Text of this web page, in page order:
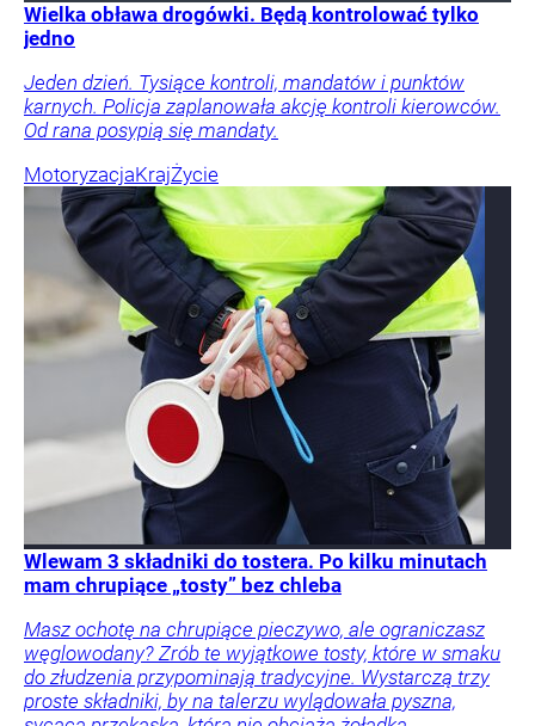
Wielka obława drogówki. Będą kontrolować tylko
jedno
Jeden dzień. Tysiące kontroli, mandatów i punktów
karnych. Policja zaplanowała akcję kontroli kierowców.
Od rana posypią się mandaty.
MotoryzacjaKrajŻycie
Wlewam 3 składniki do tostera. Po kilku minutach
mam chrupiące „tosty” bez chleba
Masz ochotę na chrupiące pieczywo, ale ograniczasz
węglowodany? Zrób te wyjątkowe tosty, które w smaku
do złudzenia przypominają tradycyjne. Wystarczą trzy
proste składniki, by na talerzu wylądowała pyszna,